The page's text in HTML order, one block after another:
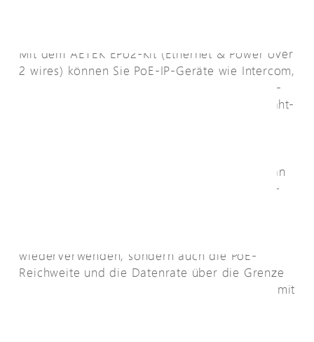
Mit dem AETEK EPo2-Kit (Ethernet & Power over
2 wires) können Sie PoE-IP-Geräte wie Intercom,
Zugangskontrolle, Lautsprecher, Touchscreen-
Station, VoIP, Sensor, Kamera usw. über 2-Draht-
und benötigen nur eine AETEK EPo2-Einheit an
jedem Ende des PoE IP-Geräte- und Ethernet-
wiederverwenden, sondern auch die PoE-
Reichweite und die Datenrate über die Grenze
von 100m /100 Mbps hinaus erweitern, sogar mit